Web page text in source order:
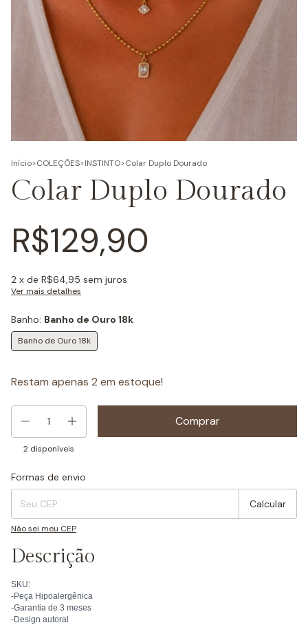
Início>COLEÇÕES>INSTINTO>Colar Duplo Dourado
Colar Duplo Dourado
R$129,90
2 x de R$64,95 sem juros
Ver mais detalhes
Banho: Banho de Ouro 18k
Banho de Ouro 18k
Restam apenas 2 em estoque!
2 disponíveis
Entregas para o CEP:
Formas de envio
Calcular
Não sei meu CEP
Descrição
SKU:
-Peça Hipoalergênica
-Garantia de 3 meses
-Design autoral